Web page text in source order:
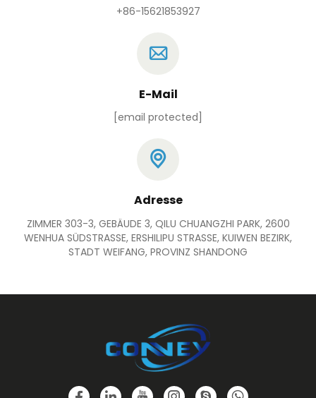
+86-15621853927
E-Mail
[email protected]
Adresse
ZIMMER 303-3, GEBÄUDE 3, QILU CHUANGZHI PARK, 2600
WENHUA SÜDSTRASSE, ERSHILIPU STRASSE, KUIWEN BEZIRK,
STADT WEIFANG, PROVINZ SHANDONG